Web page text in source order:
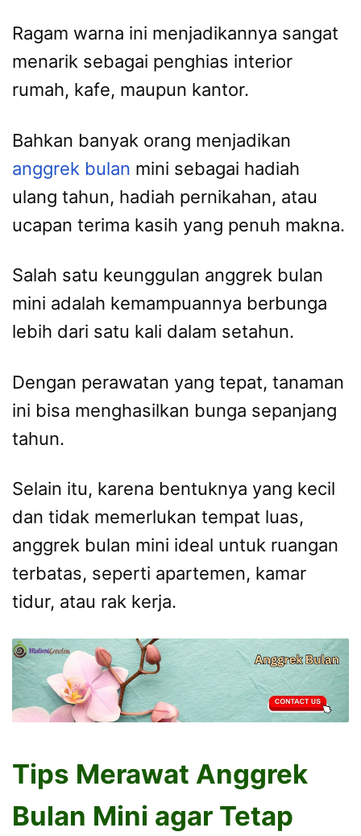
Ragam warna ini menjadikannya sangat
menarik sebagai penghias interior
rumah, kafe, maupun kantor.
Bahkan banyak orang menjadikan
anggrek bulan mini sebagai hadiah
ulang tahun, hadiah pernikahan, atau
ucapan terima kasih yang penuh makna.
Salah satu keunggulan anggrek bulan
mini adalah kemampuannya berbunga
lebih dari satu kali dalam setahun.
Dengan perawatan yang tepat, tanaman
ini bisa menghasilkan bunga sepanjang
tahun.
Selain itu, karena bentuknya yang kecil
dan tidak memerlukan tempat luas,
anggrek bulan mini ideal untuk ruangan
terbatas, seperti apartemen, kamar
tidur, atau rak kerja.
Tips Merawat Anggrek
Bulan Mini agar Tetap